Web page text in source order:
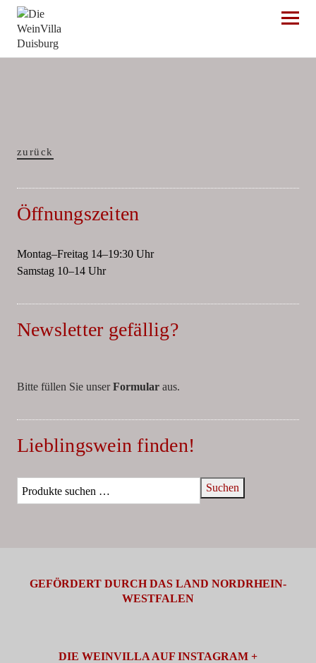
Die WeinVilla Duisburg
zurück
Öffnungszeiten
Montag–Freitag 14–19:30 Uhr
Samstag 10–14 Uhr
Newsletter gefällig?
Bitte füllen Sie unserFormularaus.
Lieblingswein finden!
Suchen
GEFÖRDERT DURCH DAS LAND NORDRHEIN-
WESTFALEN
DIE WEINVILLA AUF INSTAGRAM +